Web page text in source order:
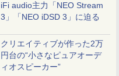
iFi audio主力「NEO Stream
3」「NEO iDSD 3」に迫る
クリエイティブが作った2万
円台の“小さなピュアオーデ
ィオスピーカー”